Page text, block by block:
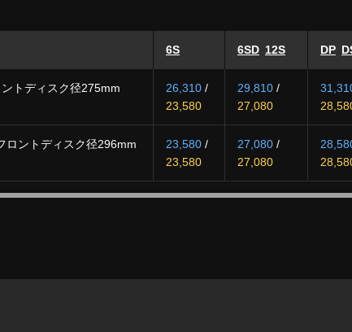
6S 6SD 12S DP
トディスク径275mm 26,310 /
23,580
29,810 /
27,080
ロントディスク径296mm 23,580 /
23,580
27,080 /
27,080